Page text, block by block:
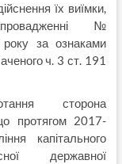
їх виїмки,
№
за ознаками
ч. 3 ст. 191
сторона
протягом 2017-
капітального
державної